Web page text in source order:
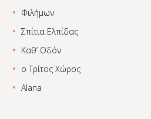
Φιλήμων
Σπίτια Ελπίδας
Καθ’ Οδόν
ο Τρίτος Χώρος
Alana